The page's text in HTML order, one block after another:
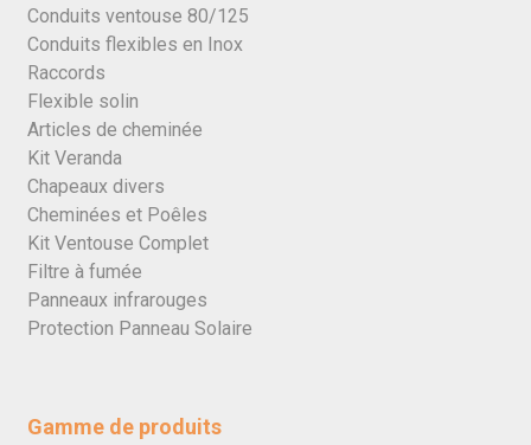
Conduits ventouse 80/125
Conduits flexibles en Inox
Raccords
Flexible solin
Articles de cheminée
Kit Veranda
Chapeaux divers
Cheminées et Poêles
Kit Ventouse Complet
Filtre à fumée
Panneaux infrarouges
Protection Panneau Solaire
Gamme de produits